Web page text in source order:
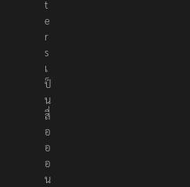
t
e
r
s
เ
ป็
น
สื่
อ
อ
อ
น